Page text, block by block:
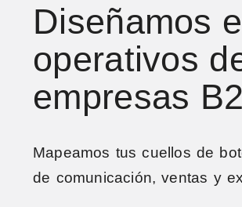
Diseñamos
operativos
empresas
Mapeamos tus cuellos de
de comunicación, ventas y